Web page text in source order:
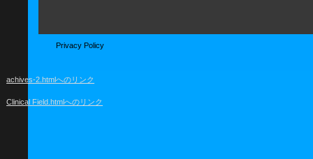
Privacy Policy
achives-2.htmlへのリンク
Clinical Field.htmlへのリンク